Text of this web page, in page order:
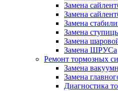
Замена
Замена
Замена
Замена
Замена
Замена ШРУСа
Ремонт тормозных
Замена
Замена
Диагностика